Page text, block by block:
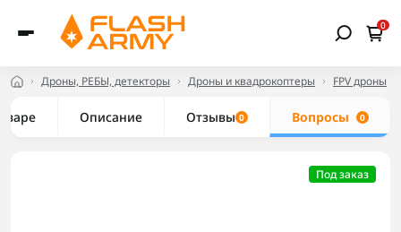
0
Дроны, РЕБЫ, детекторы Дроны и квадрокоптеры FPV дроны
Описание Отзывы 0 Вопросы 0
Под заказ